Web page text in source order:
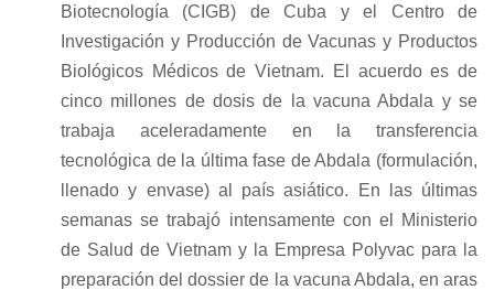
Biotecnología (CIGB) de Cuba y el Centro de
Investigación y Producción de Vacunas y Productos
Biológicos Médicos de Vietnam. El acuerdo es de
cinco millones de dosis de la vacuna Abdala y se
trabaja aceleradamente en la transferencia
tecnológica de la última fase de Abdala (formulación,
llenado y envase) al país asiático. En las últimas
semanas se trabajó intensamente con el Ministerio
de Salud de Vietnam y la Empresa Polyvac para la
preparación del dossier de la vacuna Abdala, en aras